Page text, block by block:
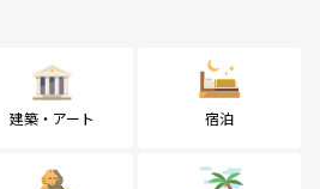
建築・アート 宿泊